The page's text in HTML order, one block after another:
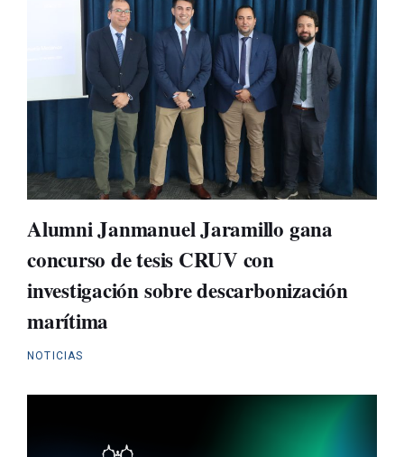
Alumni Janmanuel Jaramillo gana
concurso de tesis CRUV con
investigación sobre descarbonización
marítima
NOTICIAS